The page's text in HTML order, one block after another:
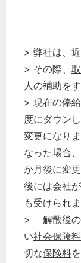
> 弊社は、
> その際、
人の補助を
> 現在の俸
度にダウンし
変更になり
なった場合、
か月後に変
後には会社
も受けられま
> 解散後の
い社会保険料
切な保険料